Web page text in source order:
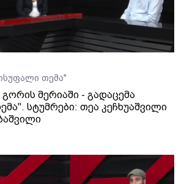
თემა"
მერიაში - გადაცემა
სტუმრები: თეა კეჩხუაშვილი